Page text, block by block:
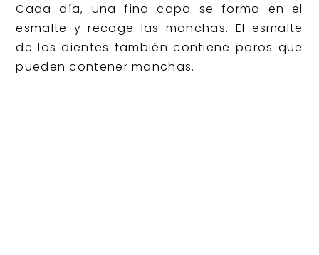
Cada día, una fina capa se forma en el
esmalte y recoge las manchas. El esmalte
de los dientes también contiene poros que
pueden contener manchas.